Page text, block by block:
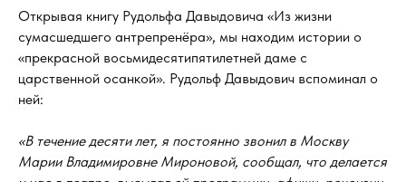
Открывая книгу Рудольфа Давыдовича «Из жизни
сумасшедшего антрепренёра», мы находим истории о
«прекрасной восьмидесятипятилетней даме с
царственной осанкой». Рудольф Давыдович вспоминал о
ней:
«В течение десяти лет, я постоянно звонил в Москву
Марии Владимировне Мироновой, сообщал, что делается